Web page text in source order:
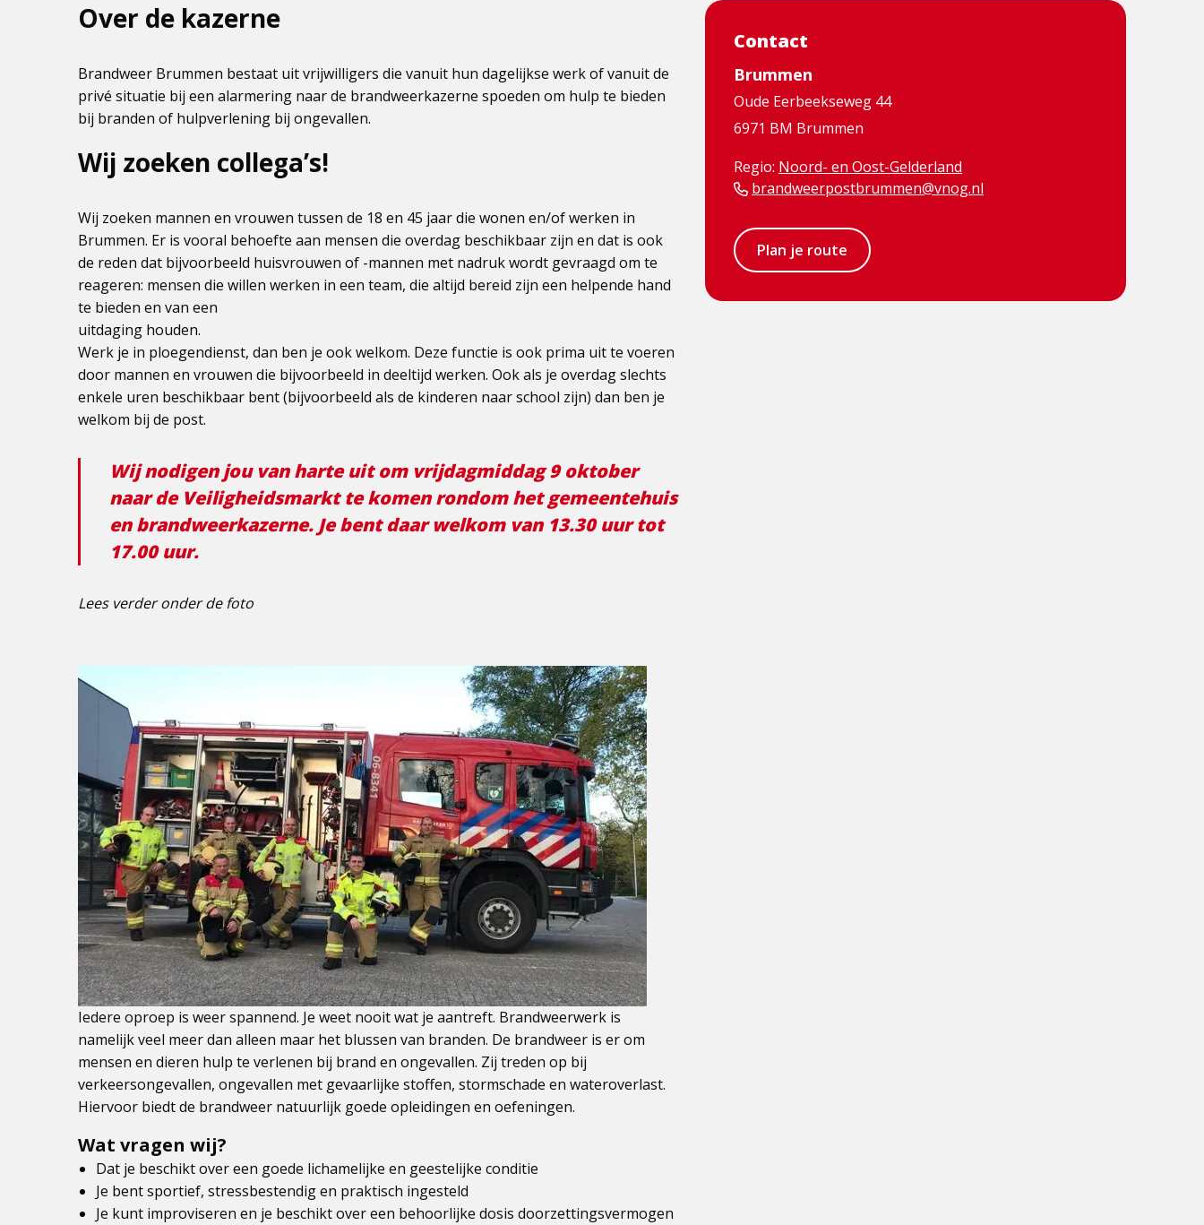
Over de kazerne
Brandweer Brummen bestaat uit vrijwilligers die vanuit hun dagelijkse werk of vanuit de
privé situatie bij een alarmering naar de brandweerkazerne spoeden om hulp te bieden
bij branden of hulpverlening bij ongevallen.
Wij zoeken collega’s!
Wij zoeken mannen en vrouwen tussen de 18 en 45 jaar die wonen en/of werken in
Brummen. Er is vooral behoefte aan mensen die overdag beschikbaar zijn en dat is ook
de reden dat bijvoorbeeld huisvrouwen of -mannen met nadruk wordt gevraagd om te
reageren: mensen die willen werken in een team, die altijd bereid zijn een helpende hand
te bieden en van een
uitdaging houden.
Werk je in ploegendienst, dan ben je ook welkom. Deze functie is ook prima uit te voeren
door mannen en vrouwen die bijvoorbeeld in deeltijd werken. Ook als je overdag slechts
enkele uren beschikbaar bent (bijvoorbeeld als de kinderen naar school zijn) dan ben je
welkom bij de post.
Wij nodigen jou van harte uit om vrijdagmiddag 9 oktober
naar de Veiligheidsmarkt te komen rondom het gemeentehuis
en brandweerkazerne. Je bent daar welkom van 13.30 uur tot
17.00 uur.
Lees verder onder de foto
Iedere oproep is weer spannend. Je weet nooit wat je aantreft. Brandweerwerk is
namelijk veel meer dan alleen maar het blussen van branden. De brandweer is er om
mensen en dieren hulp te verlenen bij brand en ongevallen. Zij treden op bij
verkeersongevallen, ongevallen met gevaarlijke stoffen, stormschade en wateroverlast.
Hiervoor biedt de brandweer natuurlijk goede opleidingen en oefeningen.
Wat vragen wij?
Dat je beschikt over een goede lichamelijke en geestelijke conditie
Je bent sportief, stressbestendig en praktisch ingesteld
Je kunt improviseren en je beschikt over een behoorlijke dosis doorzettingsvermogen
Contact
Brummen
Oude Eerbeekseweg 44
6971 BM Brummen
Regio: Noord- en Oost-Gelderland
brandweerpostbrummen@vnog.nl
Plan je route